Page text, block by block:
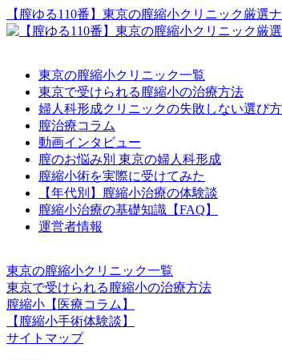
【膣ゆる110番】東京の膣縮小クリニック厳選
東京の膣縮小クリニック一覧
東京で受けられる膣縮小の治療方法
婦人科形成クリニックの失敗しない選び方
膣治療コラム
動画インタビュー
膣のお悩み別 東京の婦人科形成
膣縮小術を実際に受けてみた
【年代別】膣縮小治療の体験談
膣縮小治療の基礎知識【FAQ】
運営者情報
東京の膣縮小クリニック一覧
東京で受けられる膣縮小の治療方法
膣縮小【医療コラム】
【膣縮小手術体験談】
サイトマップ